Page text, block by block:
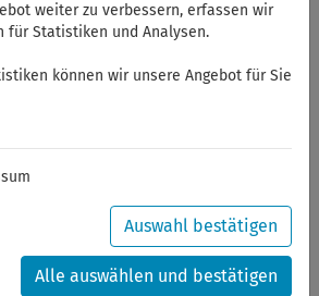
Sehr geehrte Kunden,
in diesem Zeitraum werden ab dem
24.08.2026 verschickt.
schöne Sommerpause
weiter zu verbessern, erfassen wir
für Statistiken und Analysen.
können wir unsere Angebot für Sie
Auswahl bestätigen
Alle auswählen und bestätigen